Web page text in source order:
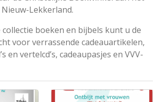
Lekkerland.
boeken en bijbels kunt u de
voor verrassende cadeauartikelen,
en vertelcd’s, cadeaupasjes en VVV-